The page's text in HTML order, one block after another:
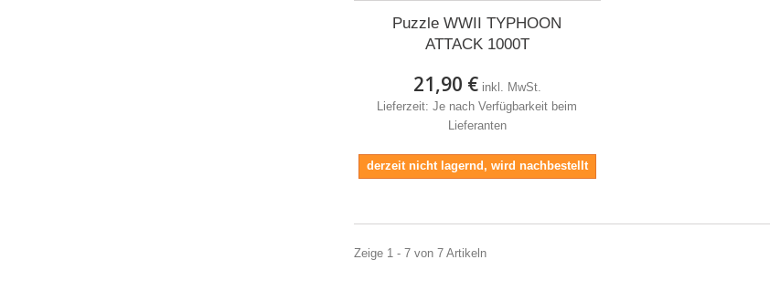
Puzzle WWII TYPHOON
ATTACK 1000T
21,90 € inkl. MwSt.
Lieferzeit: Je nach Verfügbarkeit beim
Lieferanten
derzeit nicht lagernd, wird nachbestellt
Zeige 1 - 7 von 7 Artikeln